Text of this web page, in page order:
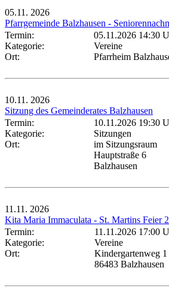
05.11. 2026
Pfarrgemeinde Balzhausen -
Termin:
05.11.2026 14:30
Kategorie:
Vereine
Ort:
Pfarrheim
10.11. 2026
Sitzung des Gemeinderates Balzhausen
Termin:
10.11.2026 19:30
Kategorie:
Sitzungen
Ort:
im Sitzungsraum
Hauptstraße 6
Balzhausen
11.11. 2026
Kita Maria Immaculata - St. Martins Feier
Termin:
11.11.2026 17:00
Kategorie:
Vereine
Ort:
Kindergartenweg 1
86483 Balzhausen